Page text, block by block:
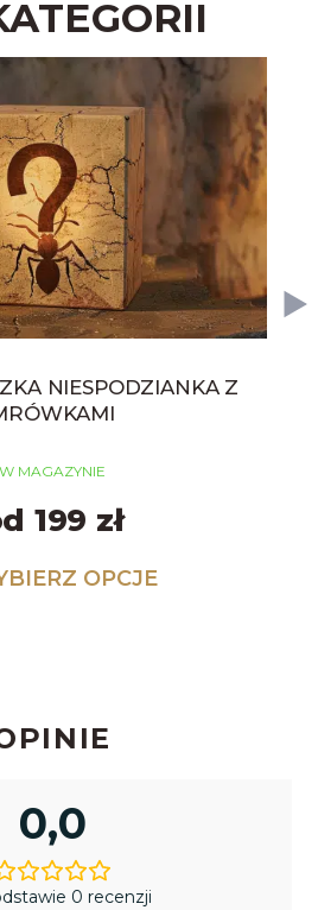
NIESPODZIANKA Z
W MAGAZYNIE
199 zł
OPCJE
0,0
0 recenzji